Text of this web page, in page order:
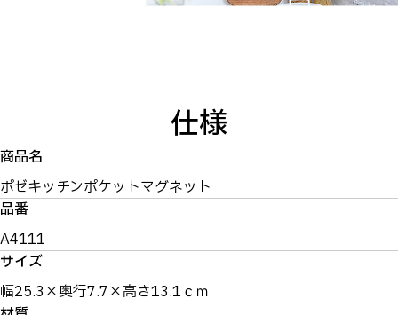
仕様
商品名
ポゼキッチンポケットマグネット
品番
A4111
サイズ
幅25.3×奥行7.7×高さ13.1ｃｍ